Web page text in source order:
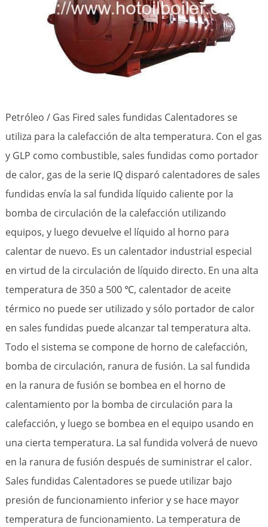
Petróleo / Gas Fired sales fundidas Calentadores se
utiliza para la calefacción de alta temperatura. Con el gas
y GLP como combustible, sales fundidas como portador
de calor, gas de la serie IQ disparó calentadores de sales
fundidas envía la sal fundida líquido caliente por la
bomba de circulación de la calefacción utilizando
equipos, y luego devuelve el líquido al horno para
calentar de nuevo. Es un calentador industrial especial
en virtud de la circulación de líquido directo. En una alta
temperatura de 350 a 500 ℃, calentador de aceite
térmico no puede ser utilizado y sólo portador de calor
en sales fundidas puede alcanzar tal temperatura alta.
Todo el sistema se compone de horno de calefacción,
bomba de circulación, ranura de fusión. La sal fundida
en la ranura de fusión se bombea en el horno de
calentamiento por la bomba de circulación para la
calefacción, y luego se bombea en el equipo usando en
una cierta temperatura. La sal fundida volverá de nuevo
en la ranura de fusión después de suministrar el calor.
Sales fundidas Calentadores se puede utilizar bajo
presión de funcionamiento inferior y se hace mayor
temperatura de funcionamiento. La temperatura de